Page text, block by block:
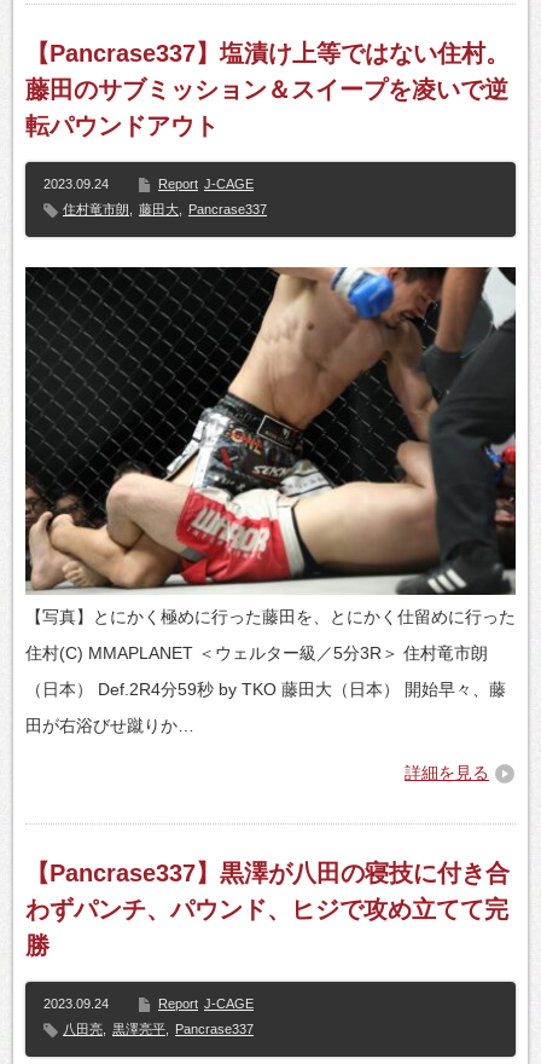
【Pancrase337】塩漬け上等ではない住村。
藤田のサブミッション＆スイープを凌いで逆
転パウンドアウト
2023.09.24 Report J-CAGE
住村竜市朗
藤田大 Pancrase337
【写真】とにかく極めに行った藤田を、とにかく仕留めに行った
住村(C) MMAPLANET ＜ウェルター級／5分3R＞ 住村竜市朗
（日本） Def.2R4分59秒 by TKO 藤田大（日本） 開始早々、藤
田が右浴びせ蹴りか…
詳細を見る
【Pancrase337】黒澤が八田の寝技に付き合
わずパンチ、パウンド、ヒジで攻め立てて完
勝
2023.09.24 Report J-CAGE
八田亮
黒澤亮平 Pancrase337